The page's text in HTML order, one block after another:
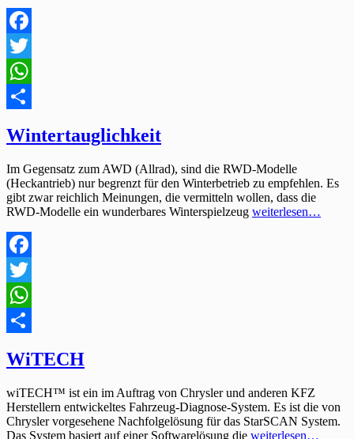
Facebook
Twitter
WhatsApp
Wintertauglichkeit
Im Gegensatz zum AWD (Allrad), sind die RWD-Modelle
(Heckantrieb) nur begrenzt für den Winterbetrieb zu empfehlen. Es
gibt zwar reichlich Meinungen, die vermitteln wollen, dass die
RWD-Modelle ein wunderbares Winterspielzeug weiterlesen…
Facebook
Twitter
WhatsApp
WiTECH
wiTECH™ ist ein im Auftrag von Chrysler und anderen KFZ
Herstellern entwickeltes Fahrzeug-Diagnose-System. Es ist die von
Chrysler vorgesehene Nachfolgelösung für das StarSCAN System.
Das System basiert auf einer Softwarelösung die weiterlesen…